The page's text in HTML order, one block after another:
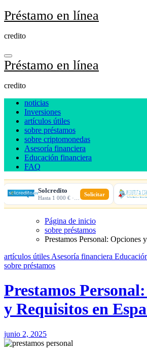
Ir
al
Préstamo en línea
credito
Préstamo en línea
credito
noticias
Inversiones
artículos útiles
sobre préstamos
sobre criptomonedas
Asesoría financiera
Educación financiera
FAQ
Solcredito Solicitar
Página de inicio
sobre préstamos
Prestamos Personal: Opciones
artículos útiles Asesoría financiera
sobre préstamos
Prestamos
y Requisitos en
junio 2, 2025